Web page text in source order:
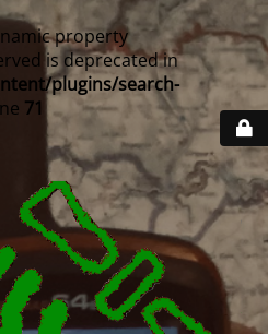
property
is deprecated in
plugins/search-
71